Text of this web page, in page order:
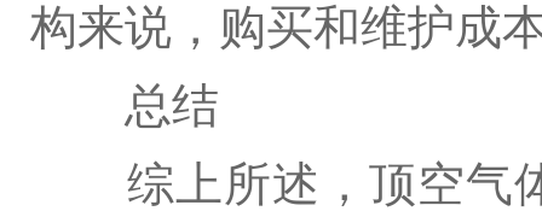
构来说，购买和维护成
总结
综上所述，顶空气体